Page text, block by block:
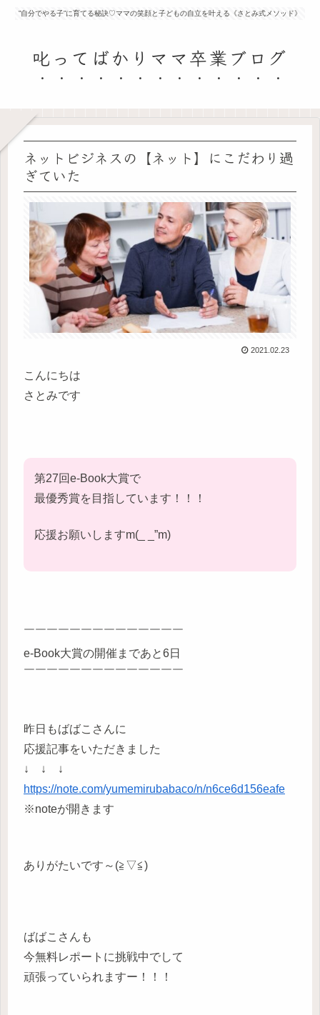
”自分でやる子”に育てる秘訣♡ママの笑顔と子どもの自立を叶える《さとみ式メソッド》
叱ってばかりママ卒業ブログ
ネットビジネスの【ネット】にこだわり過
ぎていた
2021.02.23
こんにちは
さとみです
第27回e-Book大賞で
最優秀賞を目指しています！！！
応援お願いしますm(_ _”m)
￣￣￣￣￣￣￣￣￣￣￣￣￣￣
e-Book大賞の開催まであと6日
￣￣￣￣￣￣￣￣￣￣￣￣￣￣
昨日もばばこさんに
応援記事をいただきました
↓ ↓ ↓
https://note.com/yumemirubabaco/n/n6ce6d156eafe
※noteが開きます
ありがたいです～(≧▽≦)
ばばこさんも
今無料レポートに挑戦中でして
頑張っていられますー！！！